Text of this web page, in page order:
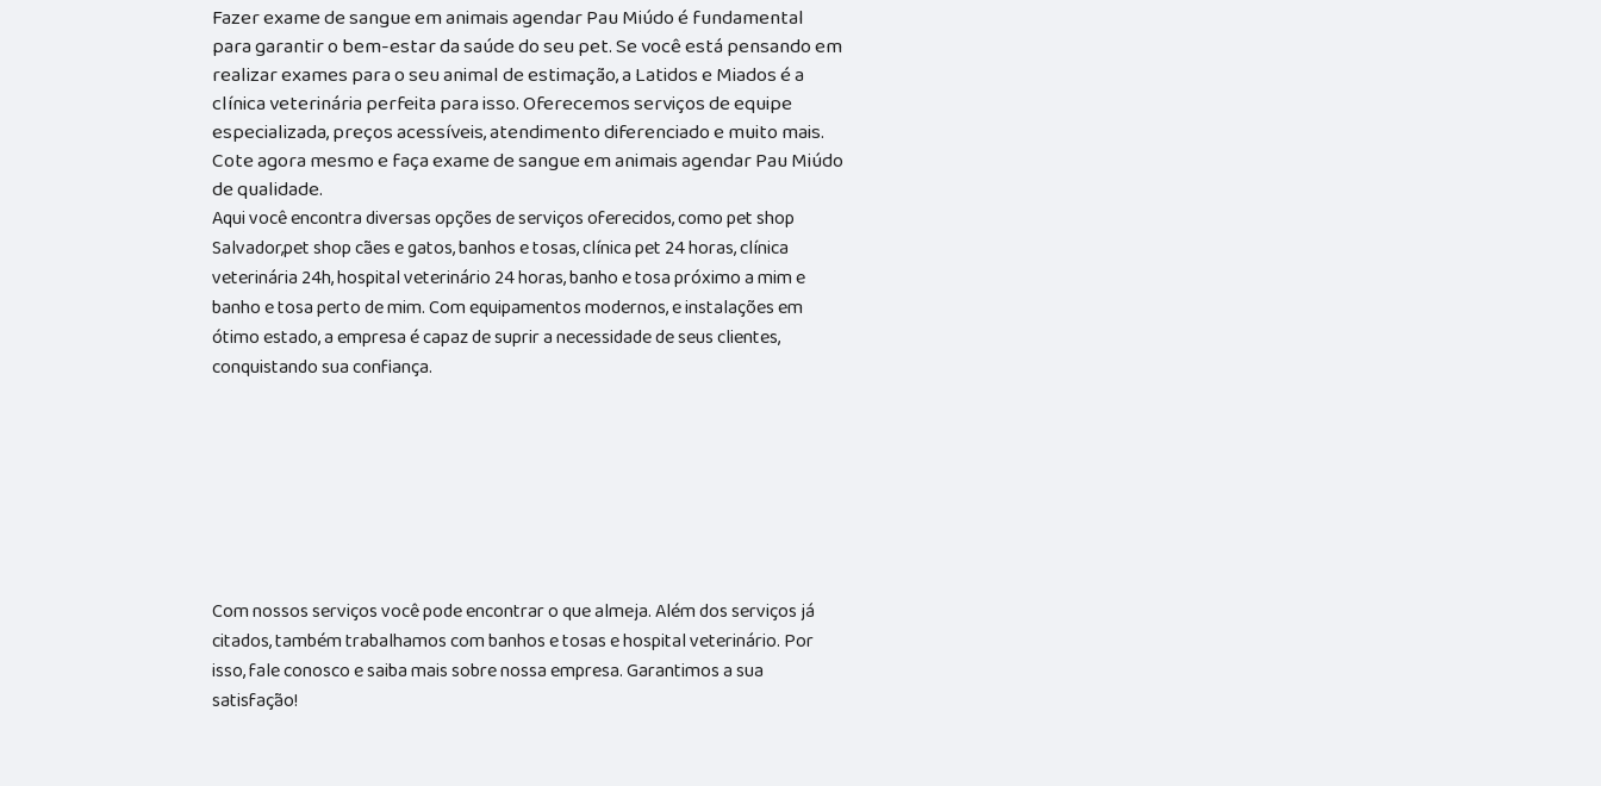
Fazer exame de sangue em animais agendar Pau Miúdo é fundamental
para garantir o bem-estar da saúde do seu pet. Se você está pensando em
realizar exames para o seu animal de estimação, a Latidos e Miados é a
clínica veterinária perfeita para isso. Oferecemos serviços de equipe
especializada, preços acessíveis, atendimento diferenciado e muito mais.
Cote agora mesmo e faça exame de sangue em animais agendar Pau Miúdo
de qualidade.
Aqui você encontra diversas opções de serviços oferecidos, como pet shop
Salvador,pet shop cães e gatos, banhos e tosas, clínica pet 24 horas, clínica
veterinária 24h, hospital veterinário 24 horas, banho e tosa próximo a mim e
banho e tosa perto de mim. Com equipamentos modernos, e instalações em
ótimo estado, a empresa é capaz de suprir a necessidade de seus clientes,
conquistando sua confiança.
Com nossos serviços você pode encontrar o que almeja. Além dos serviços já
citados, também trabalhamos com banhos e tosas e hospital veterinário. Por
isso, fale conosco e saiba mais sobre nossa empresa. Garantimos a sua
satisfação!